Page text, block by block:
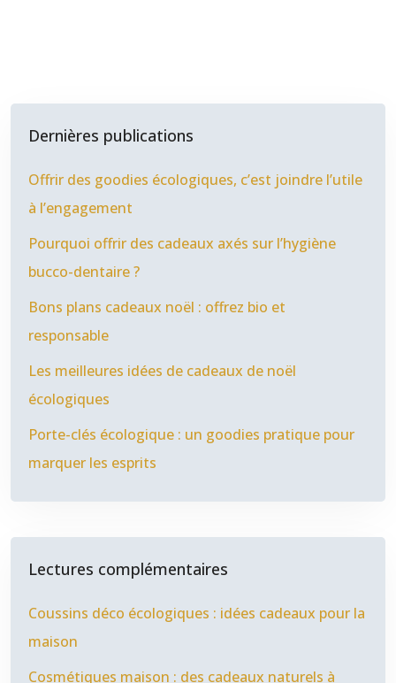
Dernières publications
Offrir des goodies écologiques, c’est joindre l’utile
à l’engagement
Pourquoi offrir des cadeaux axés sur l’hygiène
bucco-dentaire ?
Bons plans cadeaux noël : offrez bio et
responsable
Les meilleures idées de cadeaux de noël
écologiques
Porte-clés écologique : un goodies pratique pour
marquer les esprits
Lectures complémentaires
Coussins déco écologiques : idées cadeaux pour la
maison
Cosmétiques maison : des cadeaux naturels à